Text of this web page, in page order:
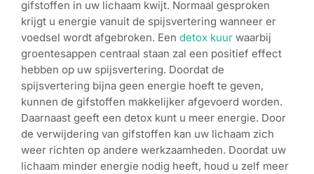
gifstoffen in uw lichaam kwijt. Normaal gesproken
krijgt u energie vanuit de spijsvertering wanneer er
voedsel wordt afgebroken. Een detox kuur waarbij
groentesappen centraal staan zal een positief effect
hebben op uw spijsvertering. Doordat de
spijsvertering bijna geen energie hoeft te geven,
kunnen de gifstoffen makkelijker afgevoerd worden.
Daarnaast geeft een detox kunt u meer energie. Door
de verwijdering van gifstoffen kan uw lichaam zich
weer richten op andere werkzaamheden. Doordat uw
lichaam minder energie nodig heeft, houd u zelf meer